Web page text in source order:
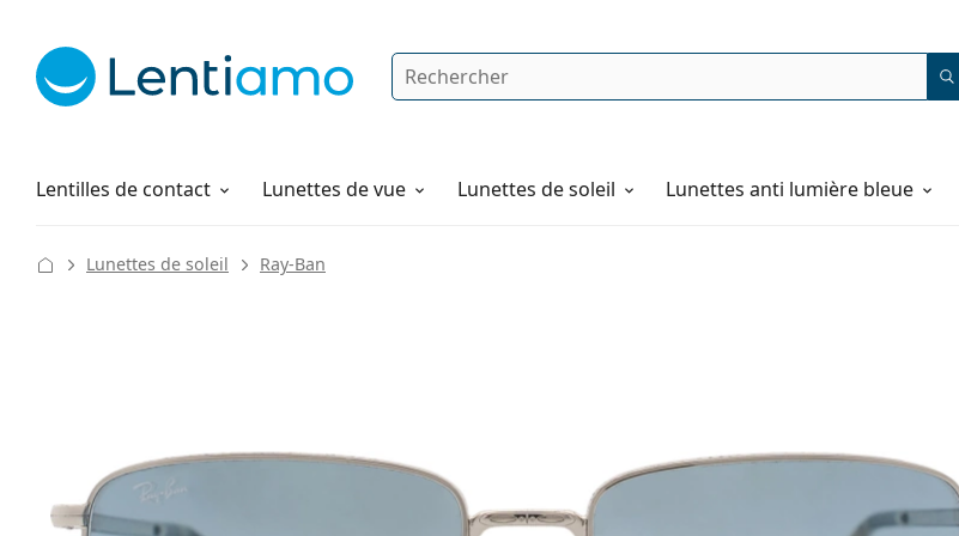
Rechercher
Lentilles de contact
Produits d'entretien Lunettes de vue Lunettes de soleil Lunettes anti lumière bleue
Comment commander
Lunettes de soleil Ray-Ban